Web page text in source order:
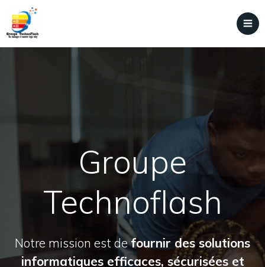
Groupe
Technoflash
Notre mission est defournir des solutions
informatiques efficaces, sécurisées et